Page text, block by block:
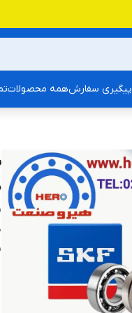
پیگیری سفارشهمه محصولات